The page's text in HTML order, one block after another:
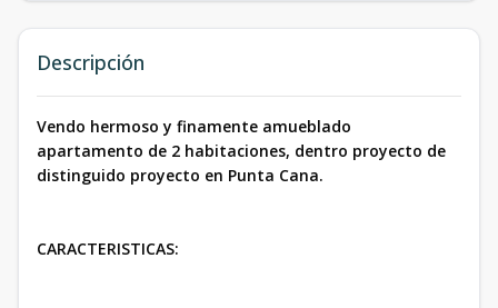
Descripción
Vendo hermoso y finamente amueblado
apartamento de 2 habitaciones, dentro proyecto de
distinguido proyecto en Punta Cana.
CARACTERISTICAS: